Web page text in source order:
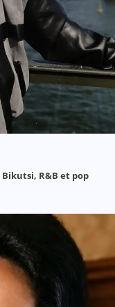
R&B et pop